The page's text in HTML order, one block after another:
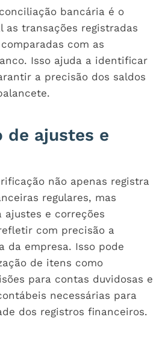
bancária é o
as transações registradas
com as
Isso ajuda a identificar
a precisão dos saldos
de ajustes e
não apenas registra
regulares, mas
e correções
com precisão a
da empresa. Isso pode
de itens como
para contas duvidosas e
necessárias para
dos registros financeiros.